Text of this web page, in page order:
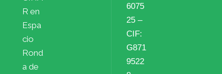
R en
Espa
cio
Rond
a de
6075
25 –
CIF:
G871
9522